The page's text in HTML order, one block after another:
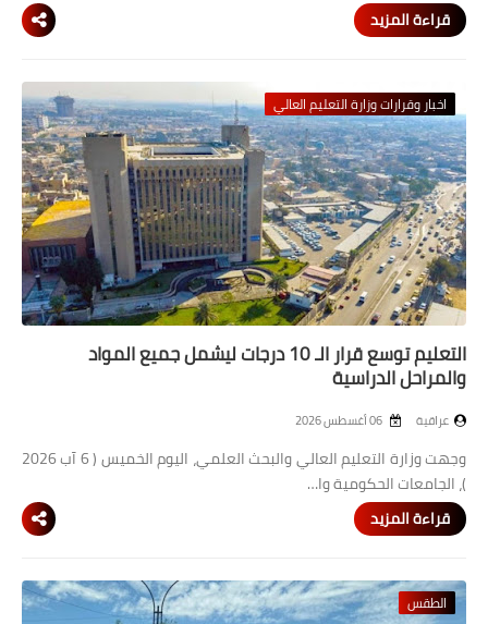
المرحلة المتوسطة
المرحلة الاعدادية
ملازم دراسية
المرحلة الابتدائية
المرحلة المتوسطة
المرحلة الاعدادية
المرحلة الابتدائية
مواضيع انشاء
قراءة المزيد
اخبار وقرارات وزارة التعليم العالي
التعليم توسع قرار الـ 10 درجات ليشمل جميع المواد
والمراحل الدراسية
عراقية
وجهت وزارة التعليم العالي والبحث العلمي، اليوم الخميس ( 6 آب 2026
)، الجامعات الحكومية وا…
قراءة المزيد
الطقس